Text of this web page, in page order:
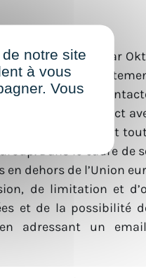
automatisé par
Ce
peut être
le dernier contact
pendant
Dans le cadre de
dehors de l’Union
de limitation et
et de la possibilité
adressant un
notre site
à vous
Vous